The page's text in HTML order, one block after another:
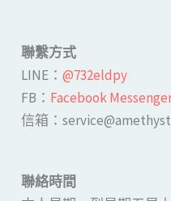
聯繫方式
LINE​： @732eldpy
FB：​ Facebook
信箱：
聯絡時間